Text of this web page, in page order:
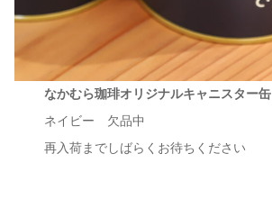
なかむら珈琲オリジナルキャニスター缶
ネイビー 欠品中
再入荷までしばらくお待ちください